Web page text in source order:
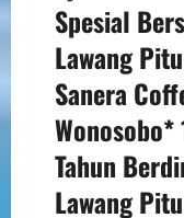
Spesial
Lawang
Sanera
Wonosobo*
Tahun
Lawang